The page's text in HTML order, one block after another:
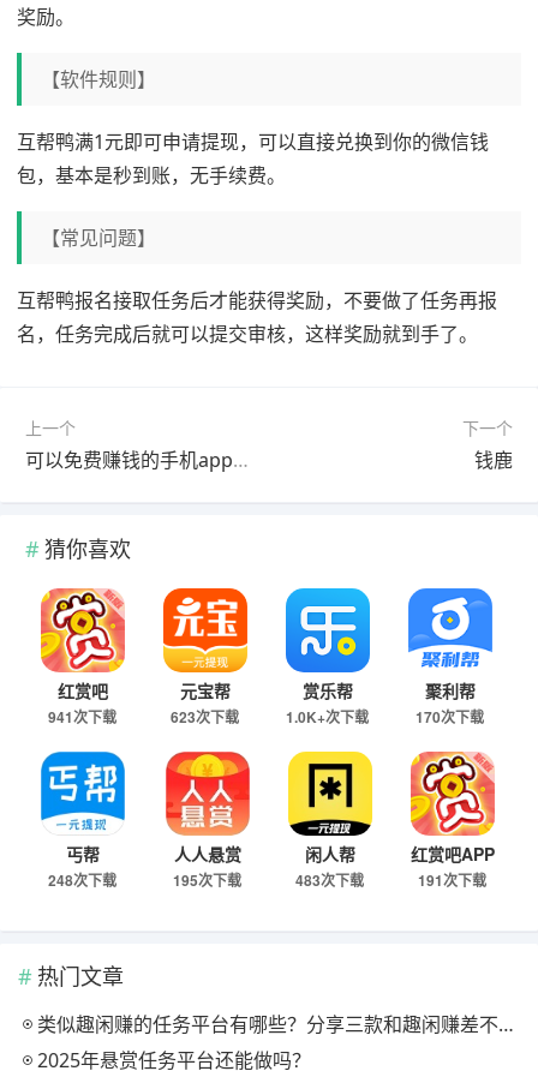
奖励。
【软件规则】
互帮鸭满1元即可申请提现，可以直接兑换到你的微信钱
包，基本是秒到账，无手续费。
【常见问题】
互帮鸭报名接取任务后才能获得奖励，不要做了任务再报
名，任务完成后就可以提交审核，这样奖励就到手了。
上一个
可以免费赚钱的手机app（五款靠谱又赚钱快的软件）
下一个
钱鹿
猜你喜欢
红赏吧
941次下载
元宝帮
623次下载
赏乐帮
1.0K+次下载
聚利帮
170次下载
丐帮
248次下载
人人悬赏
195次下载
闲人帮
483次下载
红赏吧APP
191次下载
热门文章
类似趣闲赚的任务平台有哪些？分享三款和趣闲赚差不多的软件
2025年悬赏任务平台还能做吗？